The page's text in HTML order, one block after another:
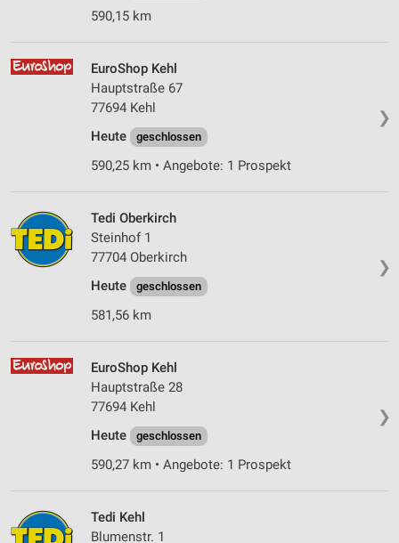
590,15 km
❯
EuroShop Kehl
Hauptstraße 67
77694 Kehl
Heute
geschlossen
590,25 km • Angebote: 1 Prospekt
❯
Tedi Oberkirch
Steinhof 1
77704 Oberkirch
Heute
geschlossen
581,56 km
❯
EuroShop Kehl
Hauptstraße 28
77694 Kehl
Heute
geschlossen
590,27 km • Angebote: 1 Prospekt
Tedi Kehl
Blumenstr. 1